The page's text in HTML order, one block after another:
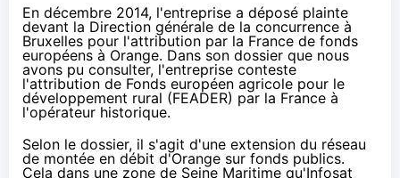
En décembre 2014, l'entreprise a déposé plainte
devant la Direction générale de la concurrence à
Bruxelles pour l'attribution par la France de fonds
européens à Orange. Dans son dossier que nous
avons pu consulter, l'entreprise conteste
l'attribution de Fonds européen agricole pour le
développement rural (FEADER) par la France à
l'opérateur historique.
Selon le dossier, il s'agit d'une extension du réseau
de montée en débit d'Orange sur fonds publics.
Cela dans une zone de Seine Maritime qu'Infosat